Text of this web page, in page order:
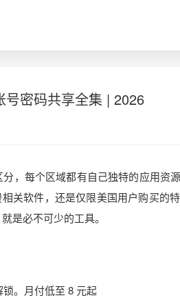
密码共享全集 | 2026
，每个区域都有自己独特的应用资
关软件，还是仅限美国用户购买的
是必不可少的工具。
。月付低至 8 元起